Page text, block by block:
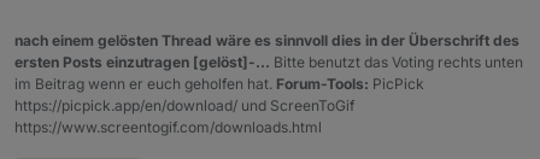
nach einem gelösten Thread wäre es sinnvoll dies in der Überschrift des
ersten Posts einzutragen [gelöst]-... Bitte benutzt das Voting rechts unten
im Beitrag wenn er euch geholfen hat. Forum-Tools: PicPick
https://picpick.app/en/download/ und ScreenToGif
https://www.screentogif.com/downloads.html